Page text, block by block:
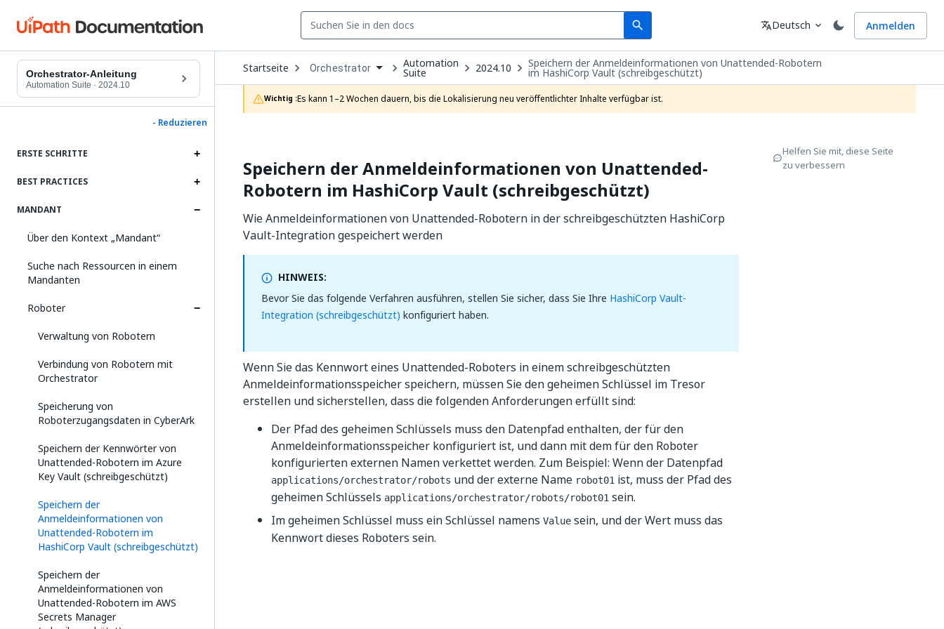
search
Search Sprache
translateDeutsch expand_more Anmelden
Orchestrator-Anleitung
Automation Suite · 2024.10
- Reduzieren
ERSTE SCHRITTE
BEST PRACTICES
MANDANT
Über den Kontext „Mandant“
Suche nach Ressourcen in einem
Mandanten
Roboter
Verwaltung von Robotern
Verbindung von Robotern mit
Orchestrator
Speicherung von
Roboterzugangsdaten in CyberArk
Speichern der Kennwörter von
Unattended-Robotern im Azure
Key Vault (schreibgeschützt)
Speichern der
Anmeldeinformationen von
Unattended-Robotern im
HashiCorp Vault (schreibgeschützt)
Speichern der
Anmeldeinformationen von
Unattended-Robotern im AWS
Secrets Manager
Startseite Open
Dropdown
to
choose
product
Orchestrator Automation
Suite 2024.10 Speichern der Anmeldeinformationen von Unattended-Robotern
im HashiCorp Vault (schreibgeschützt)
Wichtig :Es kann 1–2 Wochen dauern, bis die Lokalisierung neu veröffentlichter Inhalte verfügbar ist.
Speichern der Anmeldeinformationen von Unattended-
Robotern im HashiCorp Vault (schreibgeschützt)
Wie Anmeldeinformationen von Unattended-Robotern in der schreibgeschützten HashiCorp
Vault-Integration gespeichert werden
HINWEIS:
Bevor Sie das folgende Verfahren ausführen, stellen Sie sicher, dass Sie Ihre HashiCorp Vault-
Integration (schreibgeschützt) konfiguriert haben.
Wenn Sie das Kennwort eines Unattended-Roboters in einem schreibgeschützten
Anmeldeinformationsspeicher speichern, müssen Sie den geheimen Schlüssel im Tresor
erstellen und sicherstellen, dass die folgenden Anforderungen erfüllt sind:
Der Pfad des geheimen Schlüssels muss den Datenpfad enthalten, der für den
Anmeldeinformationsspeicher konfiguriert ist, und dann mit dem für den Roboter
konfigurierten externen Namen verkettet werden. Zum Beispiel: Wenn der Datenpfad
applications/orchestrator/robots und der externe Name robot01 ist, muss der Pfad des
geheimen Schlüssels applications/orchestrator/robots/robot01 sein.
Im geheimen Schlüssel muss ein Schlüssel namens Value sein, und der Wert muss das
Kennwort dieses Roboters sein.
Helfen Sie mit, diese Seite
zu verbessern